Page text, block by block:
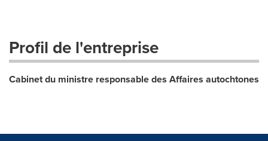
Profil de l'entreprise
Cabinet du ministre responsable des Affaires autochtones